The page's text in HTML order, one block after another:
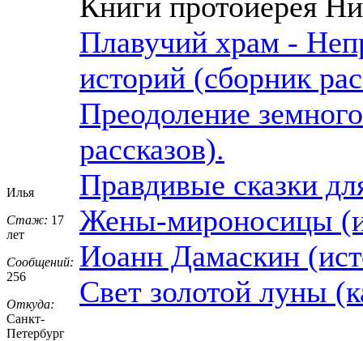
Илья
Стаж: 17
лет
Сообщений:
256
Откуда:
Санкт-
Петерб​ург
Плавучий храм -
историй (сборник
Преодоление
рассказов).
Правдивые сказки
Жены-мироносицы
Иоанн Дамаскин
Свет золотой луны